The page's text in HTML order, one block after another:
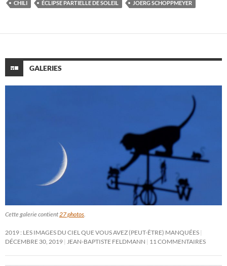
CHILI ÉCLIPSE PARTIELLE DE SOLEIL JOERG SCHOPPMEYER
GALERIES
Cette galerie contient 27 photos
2019 : LES IMAGES DU CIEL QUE VOUS AVEZ (PEUT-ÊTRE) MANQUÉES
DÉCEMBRE 30, 2019
JEAN-BAPTISTE FELDMANN 11 COMMENTAIRES